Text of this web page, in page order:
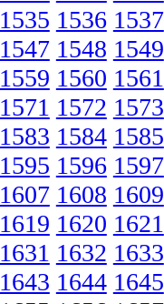
1535 1536 1537
1547 1548 1549
1559 1560 1561
1571 1572 1573
1583 1584 1585
1595 1596 1597
1607 1608 1609
1619 1620 1621
1631 1632 1633
1643 1644 1645